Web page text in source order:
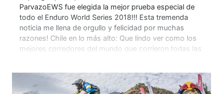
ParvazoEWS fue elegida la mejor prueba especial de
todo el Enduro World Series 2018!!! Esta tremenda
noticia me llena de orgullo y felicidad por muchas
razones! Chile en lo más alto: Que lindo ver como los
mejores corredores del mundo que corrieron todas las